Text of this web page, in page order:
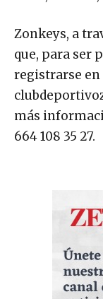
Zonkeys, a
que, para ser
registrarse en
más
664 108 35 27.